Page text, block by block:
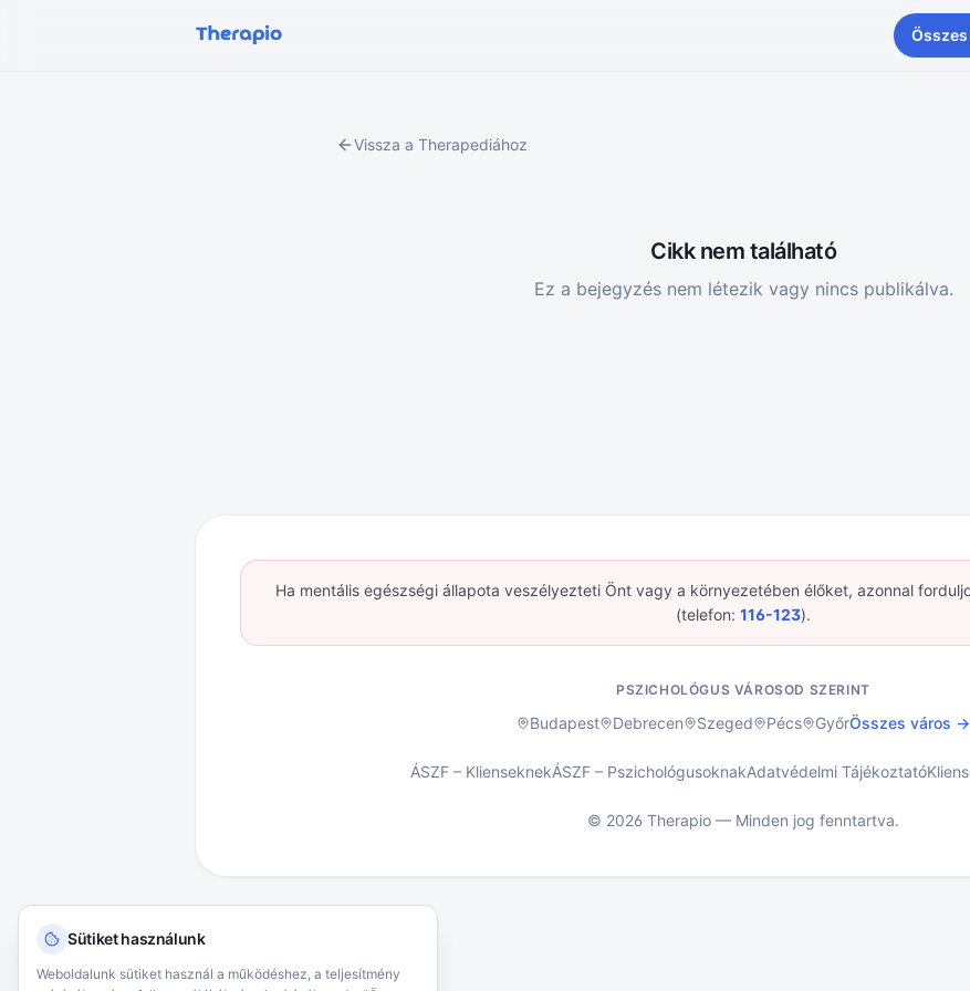
Sütiket használunk
Weboldalunk sütiket használ a működéshez, a teljesítmény
Vissza a Therapediához
Cikk nem található
Ez a bejegyzés nem létezik vagy nincs publikálva.
Ha mentális egészségi állapota veszélyezteti Önt vagy a környezetében élőket, azonnal
(telefon: 116-123).
PSZICHOLÓGUS VÁROSOD SZERINT
Budapest Debrecen Szeged Pécs GyőrÖsszes város →
ÁSZF – KlienseknekÁSZF – PszichológusoknakAdatvédelmi Tájékoztató
© 2026 Therapio — Minden jog fenntartva.